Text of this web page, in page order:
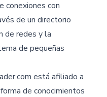
conexiones con
de un directorio
de redes y la
de pequeñas
está afiliado a
de conocimientos